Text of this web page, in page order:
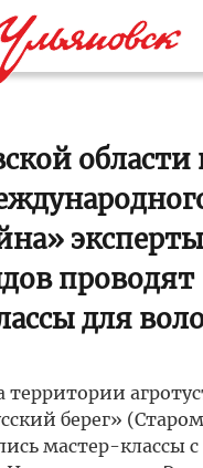
области
проводят
для
территории
берег»
мастер-классы с